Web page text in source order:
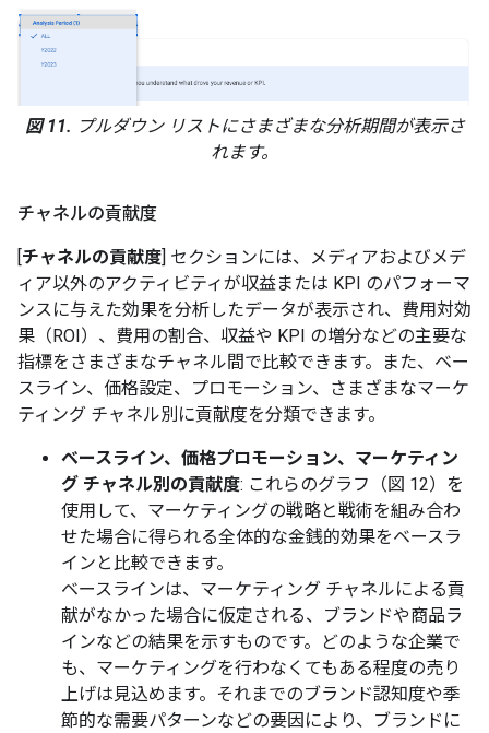
図 11. プルダウン リストにさまざまな分析期間が表示さ
れます。
チャネルの貢献度
チャネルの貢献度 ] セクションには、メディアおよびメデ
ィア以外のアクティビティが収益または KPI のパフォーマ
ンスに与えた効果を分析したデータが表示され、費用対効
果（ROI）、費用の割合、収益や KPI の増分などの主要な
指標をさまざまなチャネル間で比較できます。また、ベー
スライン、価格設定、プロモーション、さまざまなマーケ
ティング チャネル別に貢献度を分類できます。
ベースライン、価格プロモーション、マーケティン
グ チャネル別の貢献度: これらのグラフ（図 12）を
使用して、マーケティングの戦略と戦術を組み合わ
せた場合に得られる全体的な金銭的効果をベースラ
インと比較できます。
ベースラインは、マーケティング チャネルによる貢
献がなかった場合に仮定される、ブランドや商品ラ
インなどの結果を示すものです。どのような企業で
も、マーケティングを行わなくてもある程度の売り
上げは見込めます。それまでのブランド認知度や季
節的な需要パターンなどの要因により、ブランドに